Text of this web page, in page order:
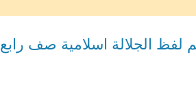
لفظ الجلالة اسلامية صف رابع